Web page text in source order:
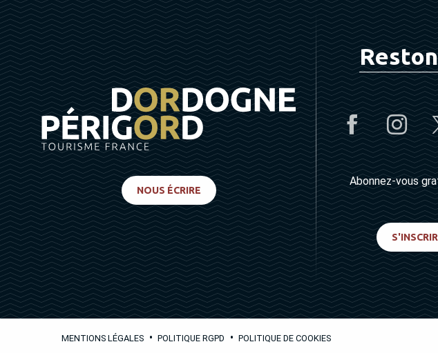
NOUS ÉCRIRE
Abonnez-vous
MENTIONS LÉGALES • POLITIQUE RGPD • POLITIQUE DE COOKIES